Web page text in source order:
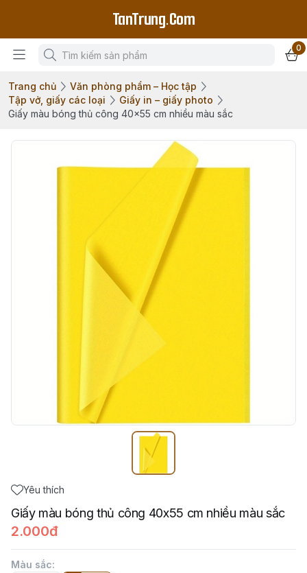
TanTrung.Com
0
Trang chủ
Văn phòng phẩm – Học tập
Tập vở, giấy các loại
Giấy in – giấy photo
Giấy màu bóng thủ công 40x55 cm nhiều màu sắc
Yêu thích
Giấy màu bóng thủ công 40x55 cm nhiều màu sắc
2.000đ
Màu sắc: